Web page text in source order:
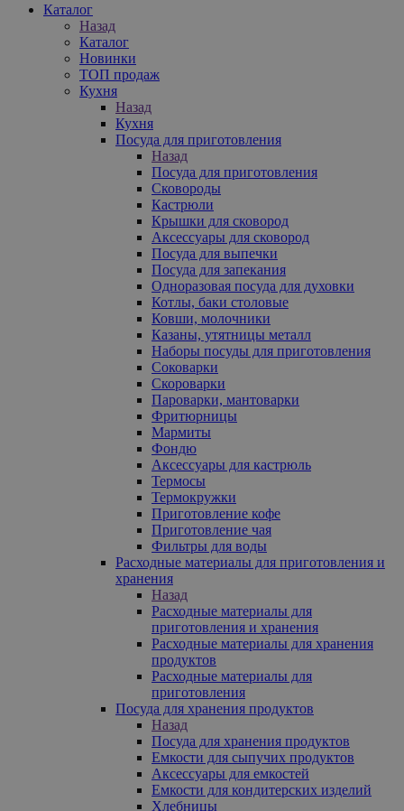
Каталог
Назад
Каталог
Новинки
ТОП продаж
Кухня
Назад
Кухня
Посуда для приготовления
Назад
Посуда для приготовления
Сковороды
Кастрюли
Крышки для сковород
Аксессуары для сковород
Посуда для выпечки
Посуда для запекания
Одноразовая посуда для духовки
Котлы, баки столовые
Ковши, молочники
Казаны, утятницы металл
Наборы посуды для приготовления
Соковарки
Скороварки
Пароварки, мантоварки
Фритюрницы
Мармиты
Фондю
Аксессуары для кастрюль
Термосы
Термокружки
Приготовление кофе
Приготовление чая
Фильтры для воды
Расходные материалы для приготовления и
хранения
Назад
Расходные материалы для
приготовления и хранения
Расходные материалы для хранения
продуктов
Расходные материалы для
приготовления
Посуда для хранения продуктов
Назад
Посуда для хранения продуктов
Емкости для сыпучих продуктов
Аксессуары для емкостей
Емкости для кондитерских изделий
Хлебницы